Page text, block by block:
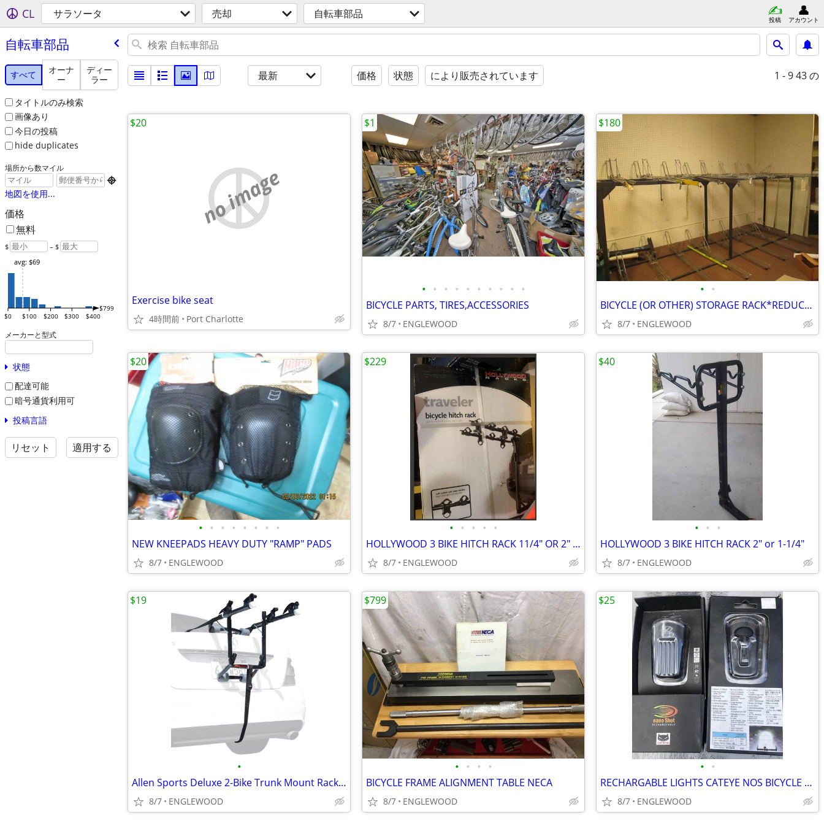
CL サラソータ 売却 自転車部品 投稿 アカウント
自転車部品
すべて
オーナ
ー
ディー
ラー
タイトルのみ検索
画像あり
今日の投稿
hide duplicates
場所から数マイル

地図を使用...
価格
無料
$ – $
$0 $100 $200 $300 $400
$799
avg: $69
メーカーと型式
状態
配達可能
暗号通貨利用可
投稿言語
リセット 適用する
最新 価格 状態 により販売されています 1 - 943 の
no image
Exercise bike seat
4時間前 Port Charlotte
$20
• • • • • • • • • •
BICYCLE PARTS, TIRES,ACCESSORIES
8/7 ENGLEWOOD
$1
• •
BICYCLE (OR OTHER) STORAGE RACK*REDUCED*UP TO16
8/7 ENGLEWOOD
$180
• • • • • • • •
NEW KNEEPADS HEAVY DUTY "RAMP" PADS
8/7 ENGLEWOOD
$20
• • • • •
HOLLYWOOD 3 BIKE HITCH RACK 11/4" OR 2" NEW
8/7 ENGLEWOOD
$229
• • •
HOLLYWOOD 3 BIKE HITCH RACK 2" or 1-1/4"
8/7 ENGLEWOOD
$40
•
Allen Sports Deluxe 2-Bike Trunk Mount Rack-USED
8/7 ENGLEWOOD
$19
• • • •
BICYCLE FRAME ALIGNMENT TABLE NECA
8/7 ENGLEWOOD
$799
• •
RECHARGABLE LIGHTS CATEYE NOS BICYCLE OR??
8/7 ENGLEWOOD
$25